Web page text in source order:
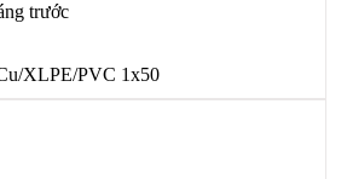
trước
XLPE/PVC 1x50